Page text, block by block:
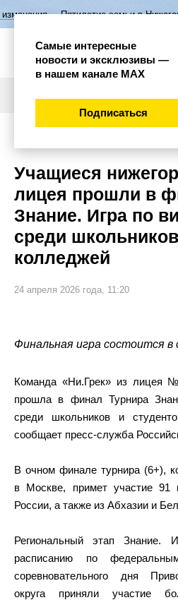
Пятилетие семьи в Нижегородской
Учащиеся
лицея прошли в
Знание. Игра по
среди
колледжей
24 апреля 2026 года, 11:20
Финальная игра состоится в
Команда «Ни.Грек» из лицея
прошла в финал Турнира
среди школьников и
сообщает пресс-служба
В очном финале турнира (6+),
в Москве, примет участие 91
России, а также из Абхазии и
Региональный этап Знание.
расписанию по
соревновательного дня
округа приняли участие
Самые интересные
новости и эксклюзивы —
в нашем канале МАХ
Подписаться